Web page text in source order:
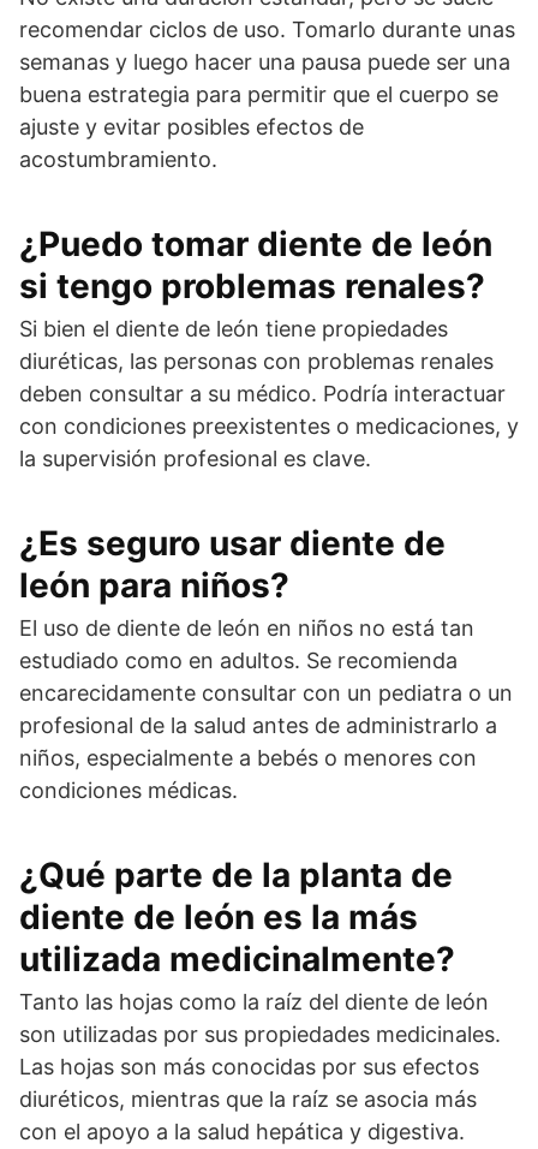
recomendar ciclos de uso. Tomarlo durante unas
semanas y luego hacer una pausa puede ser una
buena estrategia para permitir que el cuerpo se
ajuste y evitar posibles efectos de
acostumbramiento.
¿Puedo tomar diente de león
si tengo problemas renales?
Si bien el diente de león tiene propiedades
diuréticas, las personas con problemas renales
deben consultar a su médico. Podría interactuar
con condiciones preexistentes o medicaciones, y
la supervisión profesional es clave.
¿Es seguro usar diente de
león para niños?
El uso de diente de león en niños no está tan
estudiado como en adultos. Se recomienda
encarecidamente consultar con un pediatra o un
profesional de la salud antes de administrarlo a
niños, especialmente a bebés o menores con
condiciones médicas.
¿Qué parte de la planta de
diente de león es la más
utilizada medicinalmente?
Tanto las hojas como la raíz del diente de león
son utilizadas por sus propiedades medicinales.
Las hojas son más conocidas por sus efectos
diuréticos, mientras que la raíz se asocia más
con el apoyo a la salud hepática y digestiva.